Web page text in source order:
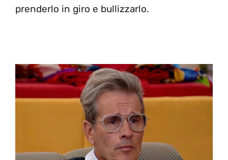
prenderlo in giro e bullizzarlo.